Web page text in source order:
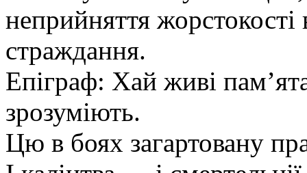
неприйняття жорстокості
страждання.
Епіграф: Хай живі
зрозуміють.
Цю в боях загартовану